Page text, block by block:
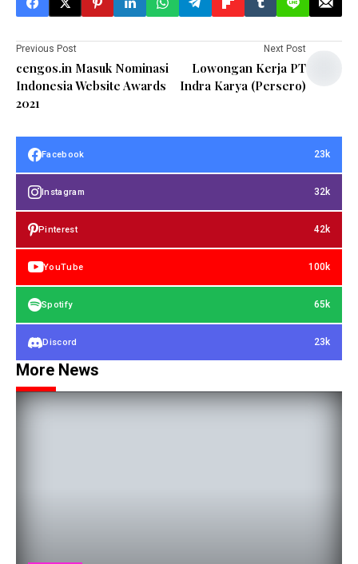
Previous Post
cengos.in Masuk Nominasi
Indonesia Website Awards
2021
Next Post
Lowongan Kerja PT
Indra Karya (Persero)
Facebook 23k
Instagram 32k
Pinterest 42k
YouTube 100k
Spotify 65k
Discord 23k
More News